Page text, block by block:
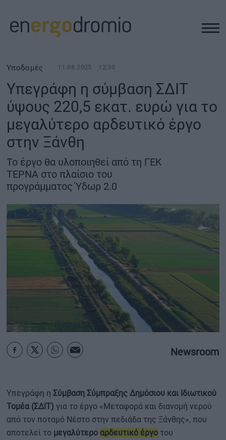
ΥΠΟΔΟΜΕΣ
REAL ESTATE
ΠΕΡΙΒΑΛΛΟΝ
ΕΝΕΡΓΕΙΑ
ΜΕΤΑΦΟΡΕΣ - ΗΛΕΚΤΡΟΚΙΝΗΣΗ
ΨΗΦΙΑΚΟΣ ΚΟΣΜΟΣ
ΟΙΚΟΝΟΜΙΑ - ΕΠΙΧΕΙΡΗΣΕΙΣ
MY PROPERTY
ΚΑΡΑΜΠΟΛΕΣ
Υποδομές 11.08.2025 12:30
Υπεγράφη η σύμβαση ΣΔΙΤ
ύψους 220,5 εκατ. ευρώ για το
μεγαλύτερο αρδευτικό έργο
στην Ξάνθη
Το έργο θα υλοποιηθεί από τη ΓΕΚ
ΤΕΡΝΑ στο πλαίσιο του
προγράμματος Ύδωρ 2.0
Newsroom
Υπεγράφη η Σύμβαση Σύμπραξης Δημόσιου και Ιδιωτικού
Τομέα (ΣΔΙΤ) για το έργο «Μεταφορά και διανομή νερού
από τον ποταμό Νέστο στην πεδιάδα της Ξάνθης», που
αποτελεί το μεγαλύτερο αρδευτικό έργο του